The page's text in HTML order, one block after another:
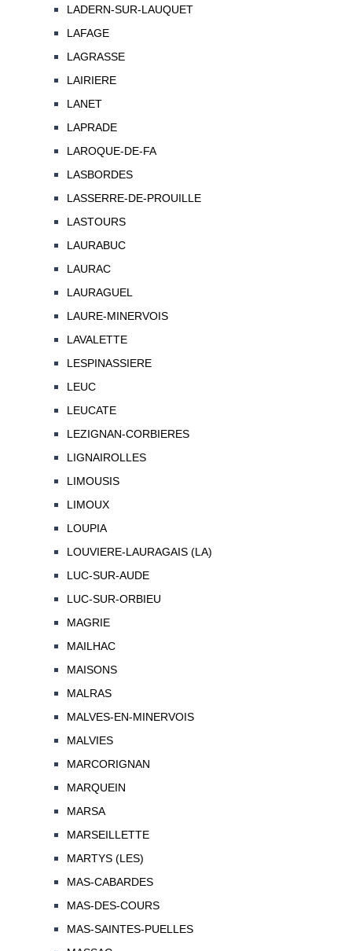
LADERN-SUR-LAUQUET
LAFAGE
LAGRASSE
LAIRIERE
LANET
LAPRADE
LAROQUE-DE-FA
LASBORDES
LASSERRE-DE-PROUILLE
LASTOURS
LAURABUC
LAURAC
LAURAGUEL
LAURE-MINERVOIS
LAVALETTE
LESPINASSIERE
LEUC
LEUCATE
LEZIGNAN-CORBIERES
LIGNAIROLLES
LIMOUSIS
LIMOUX
LOUPIA
LOUVIERE-LAURAGAIS (LA)
LUC-SUR-AUDE
LUC-SUR-ORBIEU
MAGRIE
MAILHAC
MAISONS
MALRAS
MALVES-EN-MINERVOIS
MALVIES
MARCORIGNAN
MARQUEIN
MARSA
MARSEILLETTE
MARTYS (LES)
MAS-CABARDES
MAS-DES-COURS
MAS-SAINTES-PUELLES